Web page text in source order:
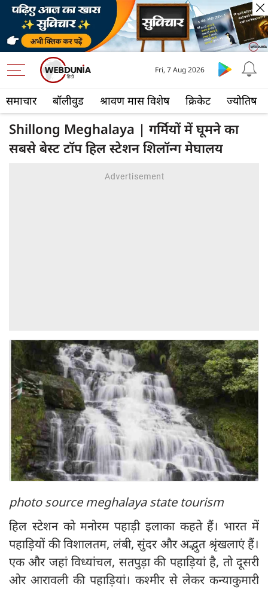
समाचार बॉलीवुड श्रावण मास विशेष क्रिकेट ज्योतिष
Fri, 7 Aug 2026
Shillong Meghalaya | गर्मियों में घूमने का
सबसे बेस्ट टॉप हिल स्टेशन शिलॉन्ग मेघालय
photo source meghalaya state tourism
हिल स्टेशन को मनोरम पहाड़ी इलाका कहते हैं। भारत में
पहाड़ियों की विशालतम, लंबी, सुंदर और अद्भुत श्रृंखलाएं हैं।
एक और जहां विध्यांचल, सतपुड़ा की पहाड़ियां है, तो दूसरी
ओर आरावली की पहाड़ियां। कश्मीर से लेकर कन्याकुमारी